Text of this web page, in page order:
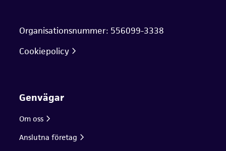
Organisationsnummer: 556099-3338
Cookiepolicy
Genvägar
Om oss
Anslutna företag